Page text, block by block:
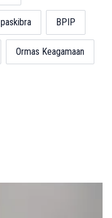
paskibra BPIP
Ormas Keagamaan